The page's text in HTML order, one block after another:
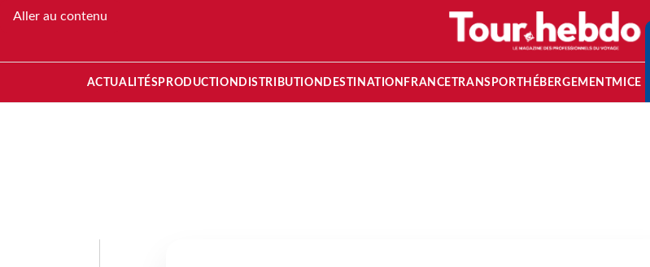
Aller au contenu
ACTUALITÉS PRODUCTION DISTRIBUTION DESTINATION FRANCETRANSPORT HÉBERGEMENTMICE